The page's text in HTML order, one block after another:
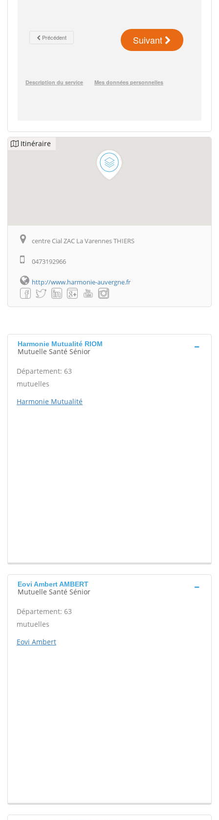
Itinéraire
centre Cial ZAC La Varennes THIERS
0473192966
http://www.harmonie-auvergne.fr
Harmonie Mutualité RIOM
Mutuelle Santé Sénior
Département: 63
mutuelles
Harmonie Mutualité
Eovi Ambert AMBERT
Mutuelle Santé Sénior
Département: 63
mutuelles
Eovi Ambert